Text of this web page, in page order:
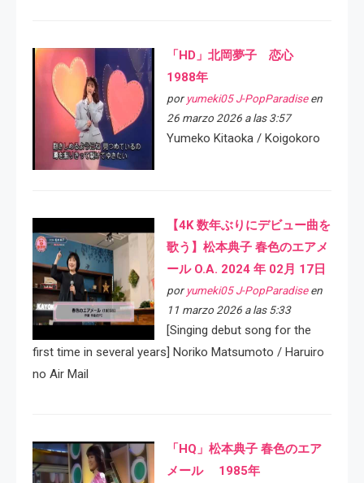
「HD」北岡夢子 恋心
1988年
por yumeki05 J-PopParadiseen
26 marzo 2026 a las 3:57
Yumeko Kitaoka / Koigokoro
【4K 数年ぶりにデビュー曲を
歌う】松本典子 春色のエアメ
ール O.A. 2024 年 02月 17日
por yumeki05 J-PopParadiseen
11 marzo 2026 a las 5:33
[Singing debut song for the
first time in several years] Noriko Matsumoto / Haruiro
no Air Mail
「HQ」松本典子 春色のエア
メール 1985年